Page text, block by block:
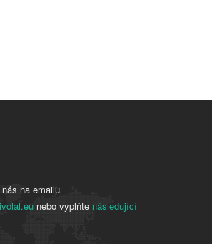
na emailu
nebo vyplňte následující